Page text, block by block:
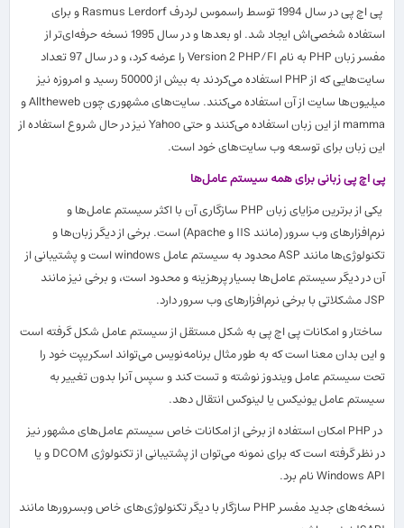
پی اچ پی در سال 1994 توسط راسموس لردرف Rasmus Lerdorf و برای
استفاده شخصیاش ایجاد شد. او بعدها و در سال 1995 نسخه حرفه ایتر از
مفسر زبان PHP به نام Version 2 PHP/FI را عرضه كرد، و در سال 97 تعداد
سایتهایی كه از PHP استفاده می
كردند به بیش از 50000 رسید و امروزه نیز
میلیونها سایت از آن استفاده میكنند. سایت
های مشهوری چون Alltheweb و
mamma از این زبان استفاده می
كنند و حتی Yahoo نیز در حال شروع استفاده از
این زبان برای توسعه وب سایتهای خود است.
پی اچ پی زبانی برای همه سیستم عاملها
یكی از برترین مزایای زبان PHP سازگاری آن با اكثر سیستم عامل
ها و
نرمافزارهای وب سرور (مانند IIS و Apache) است. برخی از دیگر زبان
ها و
تكنولوژی
ها مانند ASP محدود به سیستم عامل windows است و پشتیبانی از
آن در دیگر سیستم عاملها بسیار پرهزینه و محدود است، و برخی نیز مانند
JSP مشكلاتی با برخی نرم
افزارهای وب سرور دارد.
ساختار و امكانات پی اچ پی به شكل مستقل از سیستم عامل شكل گرفته است
و این بدان معنا است كه به طور مثال برنامهنویس میتواند اسكریپت خود را
تحت سیستم عامل ویندوز نوشته و تست كند و سپس آنرا بدون تغییر به
سیستم عامل یونیكس یا لینوكس انتقال دهد.
در PHP امكان استفاده از برخی از امكانات خاص سیستم عامل
های مشهور نیز
در نظر گرفته است كه برای نمونه می
توان از پشتیبانی از تكنولوژی DCOM و یا
Windows API نام برد.
نسخههای جدید مفسر PHP سازگار با دیگر تكنولوژی
های خاص وبسرورها مانند